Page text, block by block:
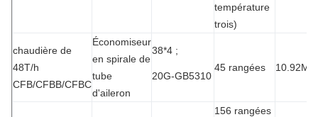
température
trois)
chaudière de
48T/h
CFB/CFBB/CFBC
Économiseur
en spirale de
tube
d'aileron
38*4 ;
20G-GB5310
45 rangées
156 rangées